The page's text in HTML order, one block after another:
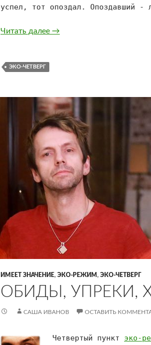
успел, тот опоздал. Опоздавший -
Читать далее Очередь
→
ЭКО-ЧЕТВЕРГ
ИМЕЕТ ЗНАЧЕНИЕ, ЭКО-РЕЖИМ , ЭКО-ЧЕТВЕРГ
ОБИДЫ, УПРЕКИ,
САША ИВАНОВ ОСТАВИТЬ
Четвертый пункт эко-